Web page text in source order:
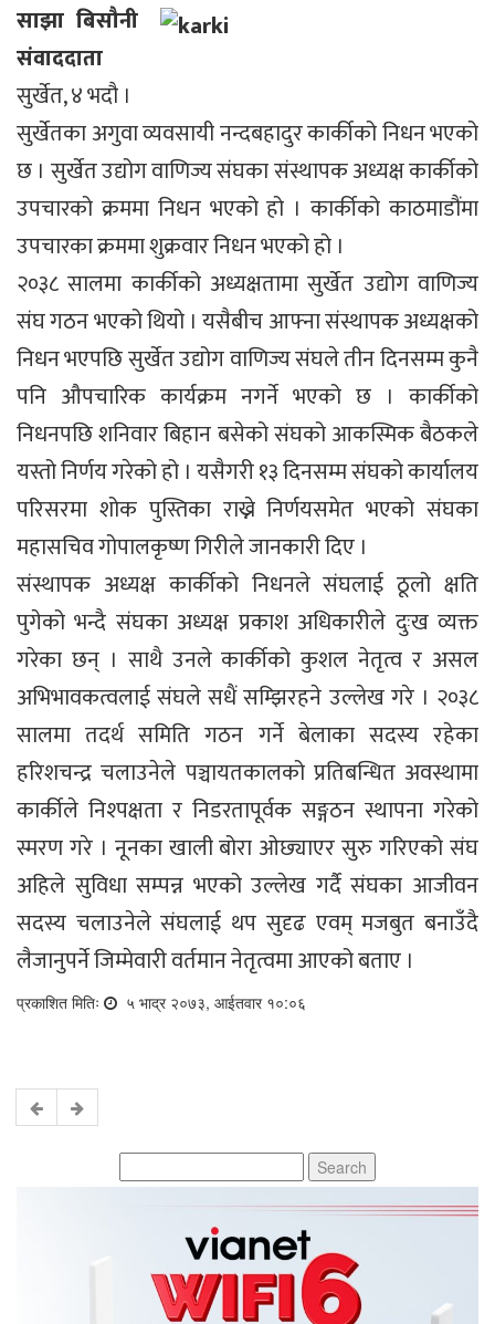
साझा बिसौनी
संवाददाता
सुर्खेत, ४ भदौ ।
सुर्खेतका अगुवा व्यवसायी नन्दबहादुर कार्कीको निधन भएको
छ । सुर्खेत उद्योग वाणिज्य संघका संस्थापक अध्यक्ष कार्कीको
उपचारको क्रममा निधन भएको हो । कार्कीको काठमाडौंमा
उपचारका क्रममा शुक्रवार निधन भएको हो ।
२०३८ सालमा कार्कीको अध्यक्षतामा सुर्खेत उद्योग वाणिज्य
संघ गठन भएको थियो । यसैबीच आफ्ना संस्थापक अध्यक्षको
निधन भएपछि सुर्खेत उद्योग वाणिज्य संघले तीन दिनसम्म कुनै
पनि औपचारिक कार्यक्रम नगर्ने भएको छ । कार्कीको
निधनपछि शनिवार बिहान बसेको संघको आकस्मिक बैठकले
यस्तो निर्णय गरेको हो । यसैगरी १३ दिनसम्म संघको कार्यालय
परिसरमा शोक पुस्तिका राख्ने निर्णयसमेत भएको संघका
महासचिव गोपालकृष्ण गिरीले जानकारी दिए ।
संस्थापक अध्यक्ष कार्कीको निधनले संघलाई ठूलो क्षति
पुगेको भन्दै संघका अध्यक्ष प्रकाश अधिकारीले दुःख व्यक्त
गरेका छन् । साथै उनले कार्कीको कुशल नेतृत्व र असल
अभिभावकत्वलाई संघले सधैं सम्झिरहने उल्लेख गरे । २०३८
सालमा तदर्थ समिति गठन गर्ने बेलाका सदस्य रहेका
हरिशचन्द्र चलाउनेले पञ्चायतकालको प्रतिबन्धित अवस्थामा
कार्कीले निश्पक्षता र निडरतापूर्वक सङ्गठन स्थापना गरेको
स्मरण गरे । नूनका खाली बोरा ओछ्याएर सुरु गरिएको संघ
अहिले सुविधा सम्पन्न भएको उल्लेख गर्दै संघका आजीवन
सदस्य चलाउनेले संघलाई थप सुदृढ एवम् मजबुत बनाउँदै
लैजानुपर्ने जिम्मेवारी वर्तमान नेतृत्वमा आएको बताए ।
प्रकाशित मितिः ५ भाद्र २०७३, आईतवार १०:०६
for: